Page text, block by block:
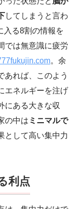
してしまうと言わ
入る8割の情報を
では無意識に疲労
。余
あれば、このよう
エネルギーを注げ
にある大きな収
の中は ミニマルで
として高い集中力
利点